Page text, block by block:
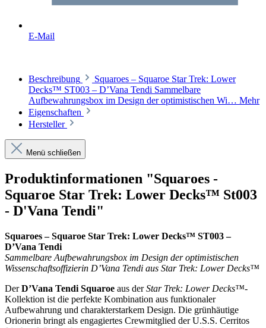
E-Mail
Beschreibung
Squaroes – Squaroe Star Trek: Lower
Decks™ ST003 – D’Vana Tendi Sammelbare
Aufbewahrungsbox im Design der optimistischen Wi… Mehr
Eigenschaften
Hersteller
Menü schließen
Produktinformationen "Squaroes -
Squaroe Star Trek: Lower Decks™ St003
- D'Vana Tendi"
Squaroes – Squaroe Star Trek: Lower Decks™ ST003 –
D’Vana Tendi
Sammelbare Aufbewahrungsbox im Design der optimistischen
Wissenschaftsoffizierin D’Vana Tendi aus Star Trek: Lower Decks™
DerD’Vana Tendi Squaroe aus derStar Trek: Lower Decks™-
Kollektion ist die perfekte Kombination aus funktionaler
Aufbewahrung und charakterstarkem Design. Die grünhäutige
Orionerin bringt als engagiertes Crewmitglied der U.S.S. Cerritos